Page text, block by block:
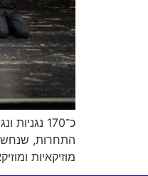
כ־170
מוזיקאיות ומוזיקאים בגילים 10 עד 25,